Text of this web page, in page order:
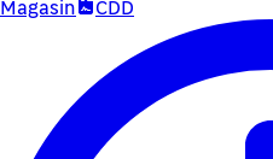
Magasin
CDD